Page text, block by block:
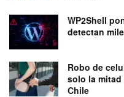
WP2Shell
detectan
Robo de
solo la
Chile